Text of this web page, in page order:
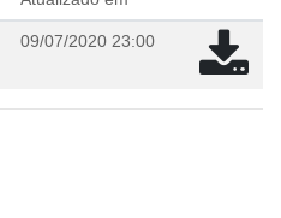
09/07/2020 23:00